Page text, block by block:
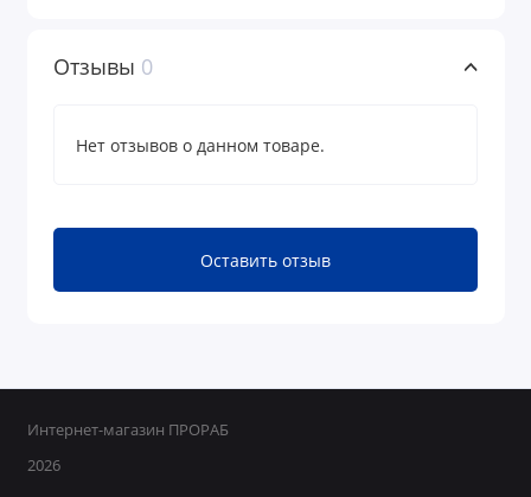
Отзывы 0
Нет отзывов о данном товаре.
Оставить отзыв
Интернет-магазин ПРОРАБ
2026